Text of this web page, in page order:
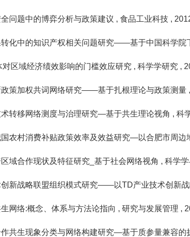
问题中的博弈分析与政策建议 , 食品工业科技 ,
化中的知识产权相关问题研究——基于中国科学院
对区域经济绩效影响的门槛效应研究 , 科学学研究 ,
政策加权共词网络研究——基于扎根理论与政策测量
转移网络测度与治理研究—基于共生理论视角 , 科
农村消费补贴政策效率及效益研究—以合肥市周边
域合作现状及特征研究_基于社会网络视角 , 科学
创新战略联盟组织模式研究——以TD产业技术创新战
网络:概念、体系与方法论指向 , 研究与发展管理 ,
共生现象分类与网络构建研究—基于质参量兼容的